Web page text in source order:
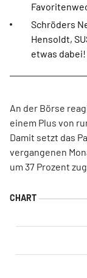
Schröders
Hensoldt,
etwas dabei!
An der Börse
einem Plus von
Damit setzt das
vergangenen
um 37 Prozent